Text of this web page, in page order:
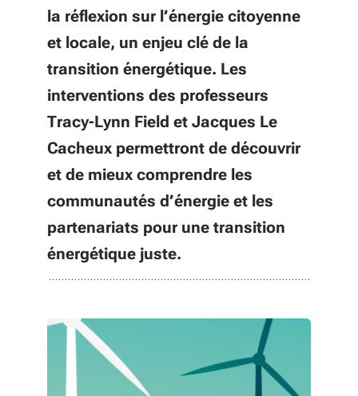
la réflexion sur l’énergie citoyenne
et locale, un enjeu clé de la
transition énergétique. Les
interventions des professeurs
Tracy-Lynn Field et Jacques Le
Cacheux permettront de découvrir
et de mieux comprendre les
communautés d’énergie et les
partenariats pour une transition
énergétique juste.